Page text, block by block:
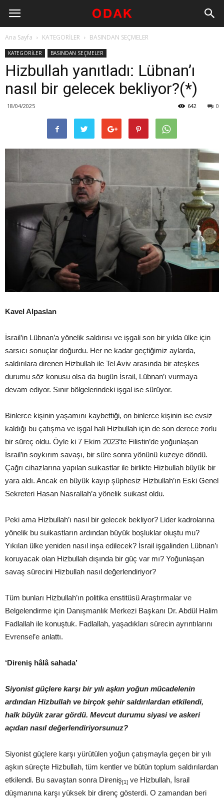
Ana Sayfa KATEGORİLER BASINDAN SEÇMELER
KATEGORİLER BASINDAN SEÇMELER
Hizbullah yanıtladı: Lübnan’ı
nasıl bir gelecek bekliyor?(*)
18/04/2025 0
642
Kavel Alpaslan
İsrail’in Lübnan’a yönelik saldırısı ve işgali son bir yılda ülke için
sarsıcı sonuçlar doğurdu. Her ne kadar geçtiğimiz aylarda,
saldırılara direnen Hizbullah ile Tel Aviv arasında bir ateşkes
durumu söz konusu olsa da bugün İsrail, Lübnan’ı vurmaya
devam ediyor. Sınır bölgelerindeki işgal ise sürüyor.
Binlerce kişinin yaşamını kaybettiği, on binlerce kişinin ise evsiz
kaldığı bu çatışma ve işgal hali Hizbullah için de son derece zorlu
bir süreç oldu. Öyle ki 7 Ekim 2023’te Filistin’de yoğunlaşan
İsrail’in soykırım savaşı, bir süre sonra yönünü kuzeye döndü.
Çağrı cihazlarına yapılan suikastlar ile birlikte Hizbullah büyük bir
yara aldı. Ancak en büyük kayıp şüphesiz Hizbullah’ın Eski Genel
Sekreteri Hasan Nasrallah’a yönelik suikast oldu.
Peki ama Hizbullah’ı nasıl bir gelecek bekliyor? Lider kadrolarına
yönelik bu suikastların ardından büyük boşluklar oluştu mu?
Yıkılan ülke yeniden nasıl inşa edilecek? İsrail işgalinden Lübnan’ı
koruyacak olan Hizbullah dışında bir güç var mı? Yoğunlaşan
savaş sürecini Hizbullah nasıl değerlendiriyor?
Tüm bunları Hizbullah’ın politika enstitüsü Araştırmalar ve
Belgelendirme için Danışmanlık Merkezi Başkanı Dr. Abdül Halim
Fadlallah ile konuştuk. Fadlallah, yaşadıkları sürecin ayrıntılarını
Evrensel’e anlattı.
‘Direniş hâlâ sahada’
Siyonist güçlere karşı bir yılı aşkın yoğun mücadelenin
ardından Hizbullah ve birçok şehir saldırılardan etkilendi,
halk büyük zarar gördü. Mevcut durumu siyasi ve askeri
açıdan nasıl değerlendiriyorsunuz?
Siyonist güçlere karşı yürütülen yoğun çatışmayla geçen bir yılı
aşkın süreçte Hizbullah, tüm kentler ve bütün toplum saldırılardan
etkilendi. Bu savaştan sonra Direniş[1] ve Hizbullah, İsrail
düşmanına karşı yüksek bir direnç gösterdi. O zamandan beri